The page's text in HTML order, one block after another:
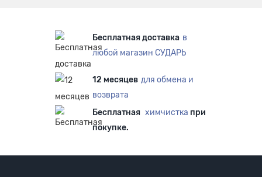
Бесплатная доставка в
любой магазин СУДАРЬ
12 месяцев для обмена и
возврата
Бесплатная химчистка при
покупке.